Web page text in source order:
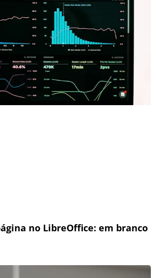
no LibreOffice: em branco